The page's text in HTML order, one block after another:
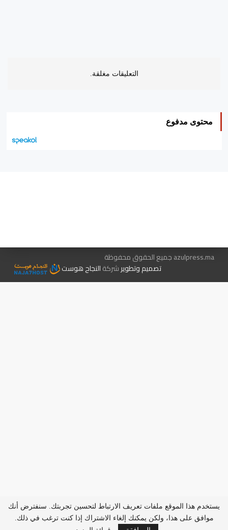
التعليقات مغلقة.
محتوى مدفوع
azulpress.ma جميع الحقوق محفوظة
تصميم وتطويرشركةالنجاح هوست
يستخدم هذا الموقع ملفات تعريف الارتباط لتحسين تجربتك. سنفترض أنك
موافق على هذا، ولكن يمكنك إلغاء الاشتراك إذا كنت ترغب في ذلك.